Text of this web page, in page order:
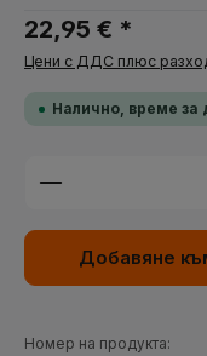
22,95 € *
Цени с ДДС плюс
Налично, време за
Количество на
Добавяне
Номер на продукта: